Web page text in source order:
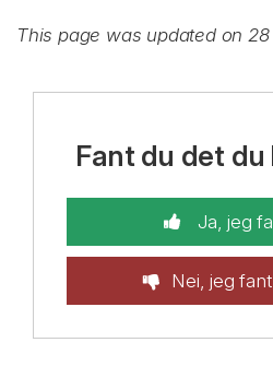
This page was updated on
Fant du det
Ja, jeg
Nei, jeg